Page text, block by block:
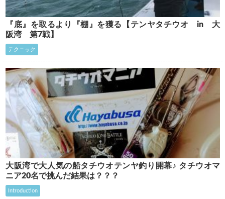
『底』を取るより『棚』を獲る【テンヤタチウオ in 大
阪湾 第7戦】
テクニック
大阪湾で大人気の船タチウオテンヤ釣り開幕♪ タチウオマ
ニア20名で挑んだ結果は？？？
Introduction